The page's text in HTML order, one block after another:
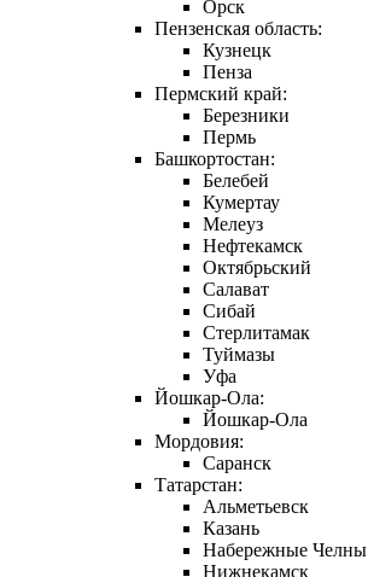
Орск
Пензенская область:
Кузнецк
Пенза
Пермский край:
Березники
Пермь
Башкортостан:
Белебей
Кумертау
Мелеуз
Нефтекамск
Октябрьский
Салават
Сибай
Стерлитамак
Туймазы
Уфа
Йошкар-Ола:
Йошкар-Ола
Мордовия:
Саранск
Татарстан:
Альметьевск
Казань
Набережные Челны
Нижнекамск